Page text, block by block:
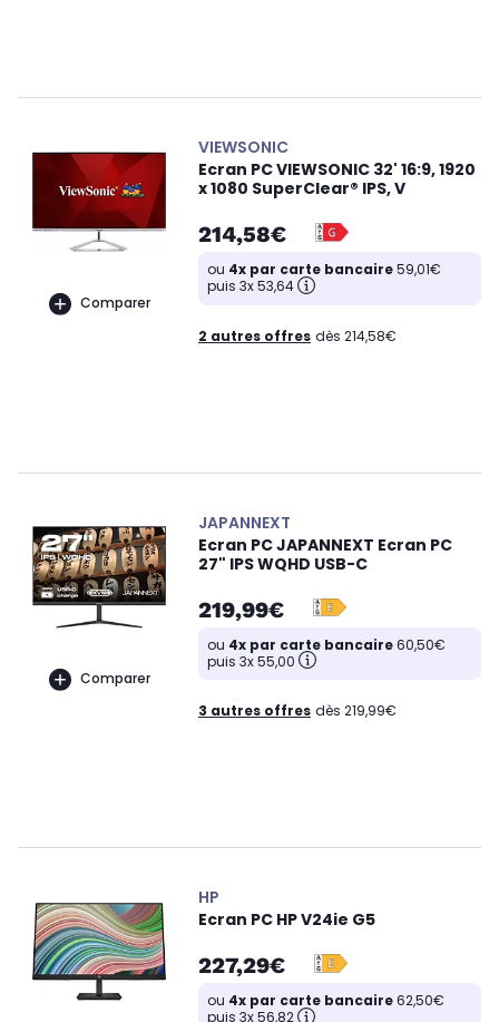
Comparer
VIEWSONIC
Ecran PC VIEWSONIC 32' 16:9, 1920
x 1080 SuperClear® IPS, V
214,58€
ou 4x par carte bancaire59,01€
puis 3x 53,64
2 autres offres dès 214,58€
Comparer
JAPANNEXT
Ecran PC JAPANNEXT Ecran PC
27" IPS WQHD USB-C
219,99€
ou 4x par carte bancaire60,50€
puis 3x 55,00
3 autres offres dès 219,99€
HP
Ecran PC HP V24ie G5
227,29€
ou 4x par carte bancaire62,50€
puis 3x 56,82